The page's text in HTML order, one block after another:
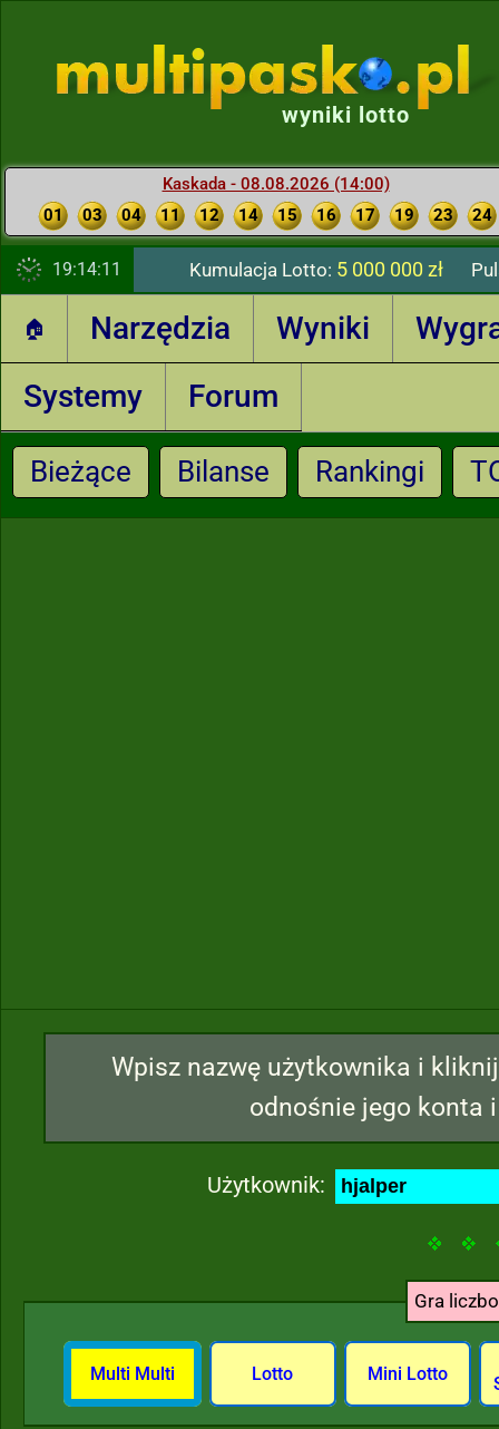
wyniki lotto
Kaskada - 08.08.2026 (14:00)
01
03 04 11 12 14 15 16 17 19 23 24
19:14:12 Kumulacja Lotto: 5 000 000 zł
🏠 Narzędzia Wyniki
Systemy
Forum
Bieżące Bilanse Rankingi
Wpisz nazwę użytkownika i
odnośnie jego konta
Użytkownik:
Gra
Multi Multi Lotto Mini Lotto